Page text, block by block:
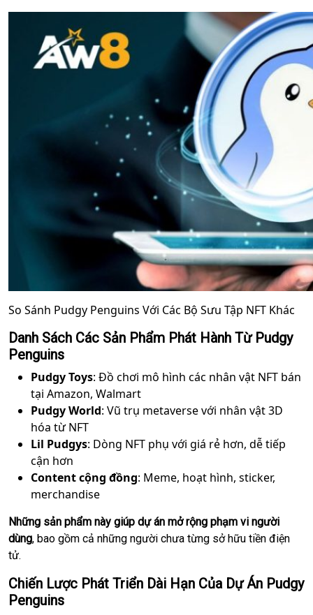
So Sánh Pudgy Penguins Với Các Bộ Sưu Tập NFT Khác
Danh Sách Các Sản Phẩm Phát Hành Từ Pudgy
Penguins
Pudgy Toys: Đồ chơi mô hình các nhân vật NFT bán
tại Amazon, Walmart
Pudgy World: Vũ trụ metaverse với nhân vật 3D
hóa từ NFT
Lil Pudgys: Dòng NFT phụ với giá rẻ hơn, dễ tiếp
cận hơn
Content cộng đồng: Meme, hoạt hình, sticker,
merchandise
Những sản phẩm này giúp dự án mở rộng phạm vi người
dùng, bao gồm cả những người chưa từng sở hữu tiền điện
tử.
Chiến Lược Phát Triển Dài Hạn Của Dự Án Pudgy
Penguins